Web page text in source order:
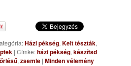
Házi pékség,Kelt tészták,
|Címke:házi pékség,készítsd
,zsemle |Minden vélemény